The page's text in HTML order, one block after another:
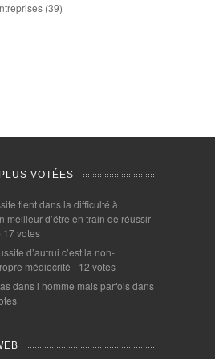
(39)
VOTÉES
tient dans la difficulté à
meilleur d’être en train de réussir
17 votes
d’autrui c’est la non-
médiocrité - 12 votes
dans l homme mais parfois dans